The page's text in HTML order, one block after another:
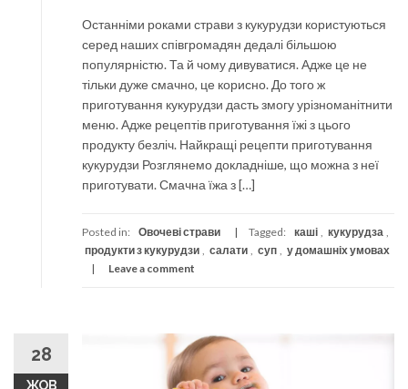
Останніми роками страви з кукурудзи користуються
серед наших співгромадян дедалі більшою
популярністю. Та й чому дивуватися. Адже це не
тільки дуже смачно, це корисно. До того ж
приготування кукурудзи дасть змогу урізноманітнити
меню. Адже рецептів приготування їжі з цього
продукту безліч. Найкращі рецепти приготування
кукурудзи Розглянемо докладніше, що можна з неї
приготувати. Смачна їжа з […]
Posted in: Овочеві страви Tagged: каші , кукурудза ,
продукти з кукурудзи , салати , суп , у домашніх умовах
Leave a comment
28
ЖОВ